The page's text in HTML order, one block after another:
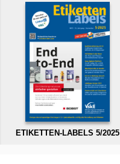
ETIKETTEN-LABELS 5/2025